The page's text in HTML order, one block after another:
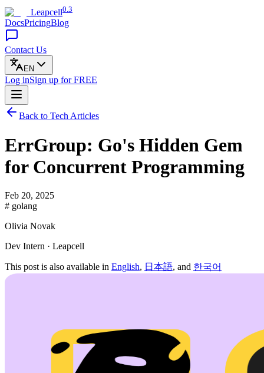
Leapcell0.3
DocsPricingBlog
Contact Us
EN
Log inSign up for FREE
Back to Tech Articles
ErrGroup: Go's Hidden Gem
for Concurrent Programming
Feb 20, 2025
# golang
Olivia Novak
Dev Intern · Leapcell
This post is also available in English, 日本語, and 한국어